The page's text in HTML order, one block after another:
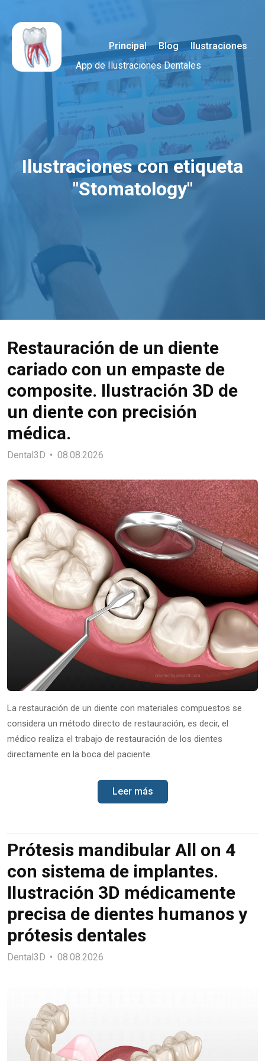
App de Ilustraciones Dentales
Principal Blog Ilustraciones
Ilustraciones con etiqueta
"Stomatology"
Restauración de un diente
cariado con un empaste de
composite. Ilustración 3D de
un diente con precisión
médica.
Dental3D 08.08.2026
La restauración de un diente con materiales compuestos se
considera un método directo de restauración, es decir, el
médico realiza el trabajo de restauración de los dientes
directamente en la boca del paciente.
Leer más
Prótesis mandibular All on 4
con sistema de implantes.
Ilustración 3D médicamente
precisa de dientes humanos y
prótesis dentales
Dental3D 08.08.2026